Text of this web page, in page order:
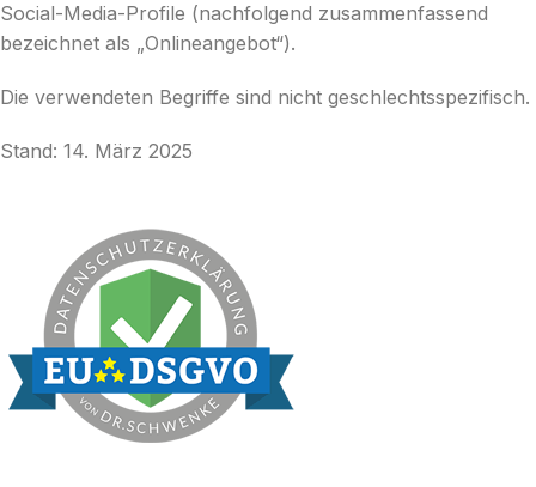
Social-Media-Profile (nachfolgend zusammenfassend
bezeichnet als „Onlineangebot“).
Die verwendeten Begriffe sind nicht geschlechtsspezifisch.
Stand: 14. März 2025